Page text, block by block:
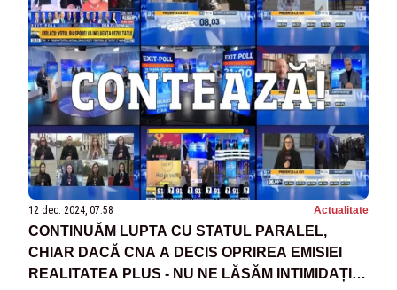
12 dec. 2024, 07:58 Actualitate
CONTINUĂM LUPTA CU STATUL PARALEL,
CHIAR DACĂ CNA A DECIS OPRIREA EMISIEI
REALITATEA PLUS - NU NE LĂSĂM INTIMIDAȚI!